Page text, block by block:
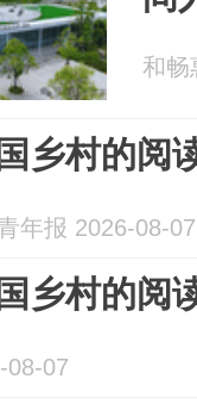
和畅
乡村的阅
年报 2026-08-07
乡村的阅
08-07